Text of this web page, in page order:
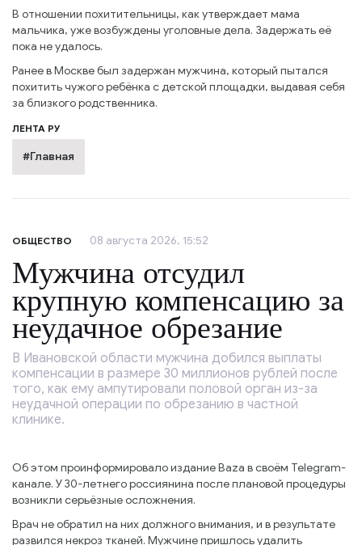
В отношении похитительницы, как утверждает мама
мальчика, уже возбуждены уголовные дела. Задержать её
пока не удалось.
Ранее в Москве был задержан мужчина, который пытался
похитить чужого ребёнка с детской площадки, выдавая себя
за близкого родственника.
ЛЕНТА РУ
#Главная
ОБЩЕСТВО 08 августа 2026, 15:52
Мужчина отсудил
крупную компенсацию за
неудачное обрезание
В Ивановской области мужчина добился выплаты
компенсации в размере 30 миллионов рублей после
того, как ему ампутировали половой орган из-за
неудачной операции по обрезанию в частной
клинике.
Об этом проинформировало издание Baza в своём Telegram-
канале. У 30-летнего россиянина после плановой процедуры
возникли серьёзные осложнения.
Врач не обратил на них должного внимания, и в результате
развился некроз тканей. Мужчине пришлось удалить